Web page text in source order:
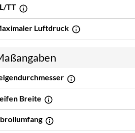
TT
Luftdruck
Breite